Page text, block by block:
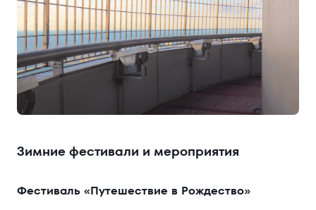
Зимние фестивали и мероприятия
Фестиваль «Путешествие в Рождество»